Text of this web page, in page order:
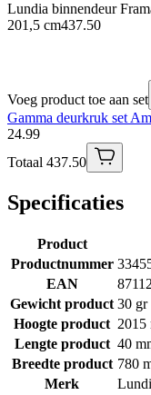
Lundia binnendeur
201,5 cm437.50
Voeg product toe aan set
Gamma deurkruk set
24.99
Totaal 437.50
Specificaties
Product
Productnummer
EAN
Gewicht product 30 gr
Hoogte product 2015
Lengte product 40
Breedte product 780
Merk